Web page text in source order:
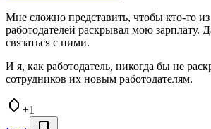
Мне сложно представить, чтобы кто-то
работодателей раскрывал мою зарплату.
связаться с ними.
И я, как работодатель, никогда бы не
сотрудников их новым работодателям.
+1